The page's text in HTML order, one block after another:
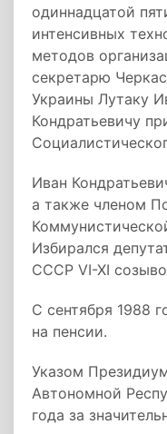
одиннадцатой
интенсивных
методов
секретарю
Украины Лутаку
Кондратьевичу
Иван
а также членом
Избирался
СССР VI-XI
С сентября 1988
на пенсии.
Указом
Автономной
года за